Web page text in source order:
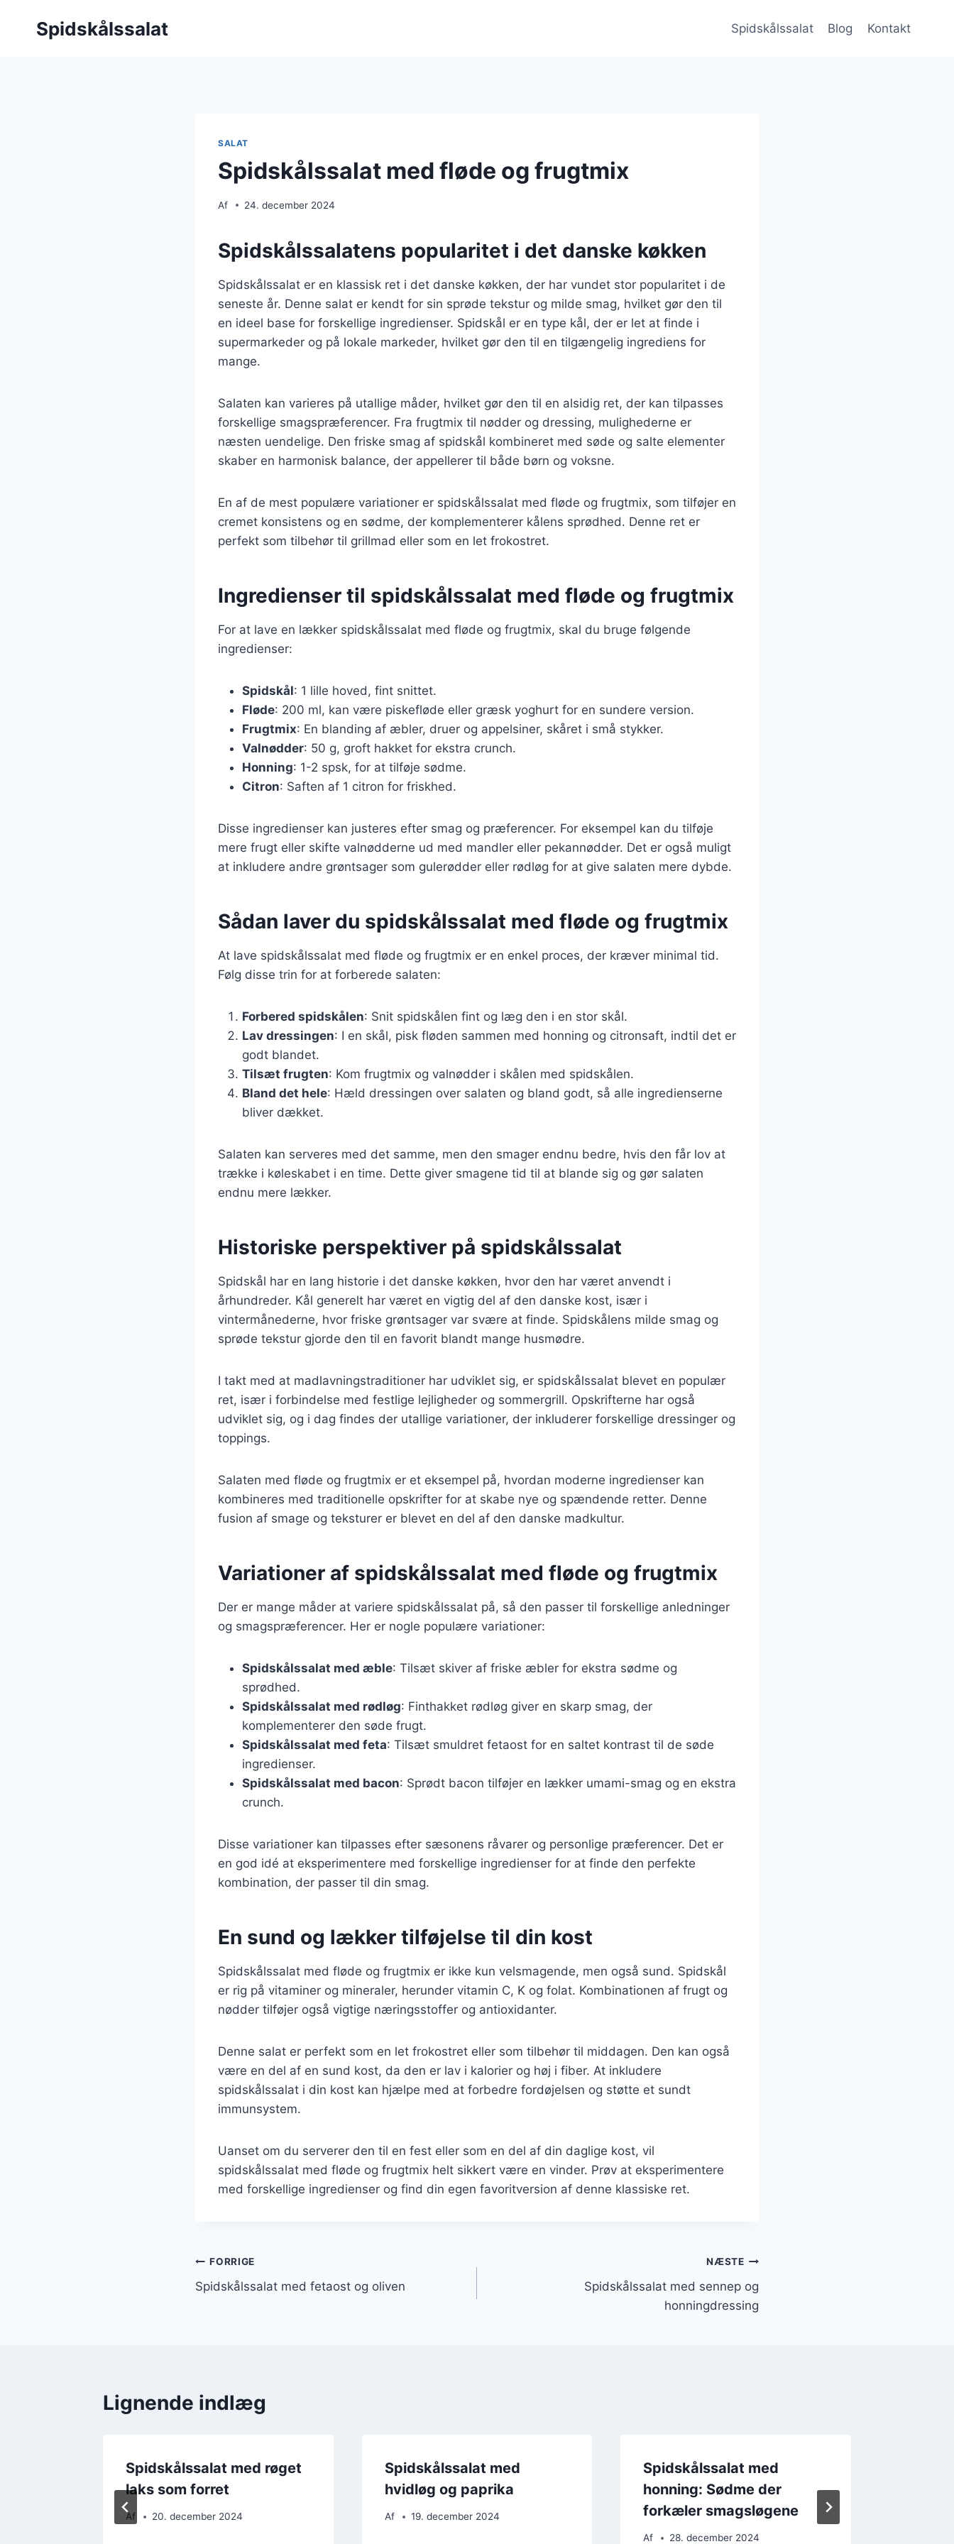
Spidskålssalat Spidskålssalat Blog Kontakt
SALAT
Spidskålssalat med fløde og frugtmix
Af 24. december 2024
Spidskålssalatens popularitet i det danske køkken
Spidskålssalat er en klassisk ret i det danske køkken, der har vundet stor popularitet i de
seneste år. Denne salat er kendt for sin sprøde tekstur og milde smag, hvilket gør den til
en ideel base for forskellige ingredienser. Spidskål er en type kål, der er let at finde i
supermarkeder og på lokale markeder, hvilket gør den til en tilgængelig ingrediens for
mange.
Salaten kan varieres på utallige måder, hvilket gør den til en alsidig ret, der kan tilpasses
forskellige smagspræferencer. Fra frugtmix til nødder og dressing, mulighederne er
næsten uendelige. Den friske smag af spidskål kombineret med søde og salte elementer
skaber en harmonisk balance, der appellerer til både børn og voksne.
En af de mest populære variationer er spidskålssalat med fløde og frugtmix, som tilføjer en
cremet konsistens og en sødme, der komplementerer kålens sprødhed. Denne ret er
perfekt som tilbehør til grillmad eller som en let frokostret.
Ingredienser til spidskålssalat med fløde og frugtmix
For at lave en lækker spidskålssalat med fløde og frugtmix, skal du bruge følgende
ingredienser:
Spidskål: 1 lille hoved, fint snittet.
Fløde: 200 ml, kan være piskefløde eller græsk yoghurt for en sundere version.
Frugtmix: En blanding af æbler, druer og appelsiner, skåret i små stykker.
Valnødder: 50 g, groft hakket for ekstra crunch.
Honning: 1-2 spsk, for at tilføje sødme.
Citron: Saften af 1 citron for friskhed.
Disse ingredienser kan justeres efter smag og præferencer. For eksempel kan du tilføje
mere frugt eller skifte valnødderne ud med mandler eller pekannødder. Det er også muligt
at inkludere andre grøntsager som gulerødder eller rødløg for at give salaten mere dybde.
Sådan laver du spidskålssalat med fløde og frugtmix
At lave spidskålssalat med fløde og frugtmix er en enkel proces, der kræver minimal tid.
Følg disse trin for at forberede salaten:
Forbered spidskålen: Snit spidskålen fint og læg den i en stor skål.
Lav dressingen: I en skål, pisk fløden sammen med honning og citronsaft, indtil det er
godt blandet.
Tilsæt frugten: Kom frugtmix og valnødder i skålen med spidskålen.
Bland det hele: Hæld dressingen over salaten og bland godt, så alle ingredienserne
bliver dækket.
Salaten kan serveres med det samme, men den smager endnu bedre, hvis den får lov at
trække i køleskabet i en time. Dette giver smagene tid til at blande sig og gør salaten
endnu mere lækker.
Historiske perspektiver på spidskålssalat
Spidskål har en lang historie i det danske køkken, hvor den har været anvendt i
århundreder. Kål generelt har været en vigtig del af den danske kost, især i
vintermånederne, hvor friske grøntsager var svære at finde. Spidskålens milde smag og
sprøde tekstur gjorde den til en favorit blandt mange husmødre.
I takt med at madlavningstraditioner har udviklet sig, er spidskålssalat blevet en populær
ret, især i forbindelse med festlige lejligheder og sommergrill. Opskrifterne har også
udviklet sig, og i dag findes der utallige variationer, der inkluderer forskellige dressinger og
toppings.
Salaten med fløde og frugtmix er et eksempel på, hvordan moderne ingredienser kan
kombineres med traditionelle opskrifter for at skabe nye og spændende retter. Denne
fusion af smage og teksturer er blevet en del af den danske madkultur.
Variationer af spidskålssalat med fløde og frugtmix
Der er mange måder at variere spidskålssalat på, så den passer til forskellige anledninger
og smagspræferencer. Her er nogle populære variationer:
Spidskålssalat med æble: Tilsæt skiver af friske æbler for ekstra sødme og
sprødhed.
Spidskålssalat med rødløg: Finthakket rødløg giver en skarp smag, der
komplementerer den søde frugt.
Spidskålssalat med feta: Tilsæt smuldret fetaost for en saltet kontrast til de søde
ingredienser.
Spidskålssalat med bacon: Sprødt bacon tilføjer en lækker umami-smag og en ekstra
crunch.
Disse variationer kan tilpasses efter sæsonens råvarer og personlige præferencer. Det er
en god idé at eksperimentere med forskellige ingredienser for at finde den perfekte
kombination, der passer til din smag.
En sund og lækker tilføjelse til din kost
Spidskålssalat med fløde og frugtmix er ikke kun velsmagende, men også sund. Spidskål
er rig på vitaminer og mineraler, herunder vitamin C, K og folat. Kombinationen af frugt og
nødder tilføjer også vigtige næringsstoffer og antioxidanter.
Denne salat er perfekt som en let frokostret eller som tilbehør til middagen. Den kan også
være en del af en sund kost, da den er lav i kalorier og høj i fiber. At inkludere
spidskålssalat i din kost kan hjælpe med at forbedre fordøjelsen og støtte et sundt
immunsystem.
Uanset om du serverer den til en fest eller som en del af din daglige kost, vil
spidskålssalat med fløde og frugtmix helt sikkert være en vinder. Prøv at eksperimentere
med forskellige ingredienser og find din egen favoritversion af denne klassiske ret.
Indlægsnavigation
FORRIGE
Spidskålssalat med fetaost og oliven
NÆSTE
Spidskålssalat med sennep og
honningdressing
Lignende indlæg
Spidskålssalat med røget
laks som forret
Af 20. december 2024
Spidskålssalat med
hvidløg og paprika
Af 19. december 2024
Spidskålssalat med
honning: Sødme der
forkæler smagsløgene
Af 28. december 2024